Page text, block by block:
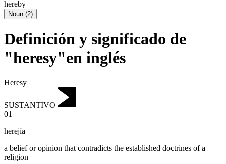
hereby
Noun (2)
Definición y significado de
"heresy"en inglés
Heresy
SUSTANTIVO
01
herejía
a belief or opinion that contradicts the established doctrines of a
religion